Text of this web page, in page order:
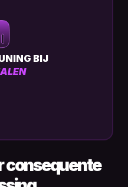
BIJ
consequente